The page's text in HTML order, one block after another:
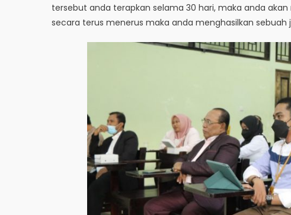
tersebut anda terapkan selama 30 hari, maka anda
secara terus menerus maka anda menghasilkan sebuah